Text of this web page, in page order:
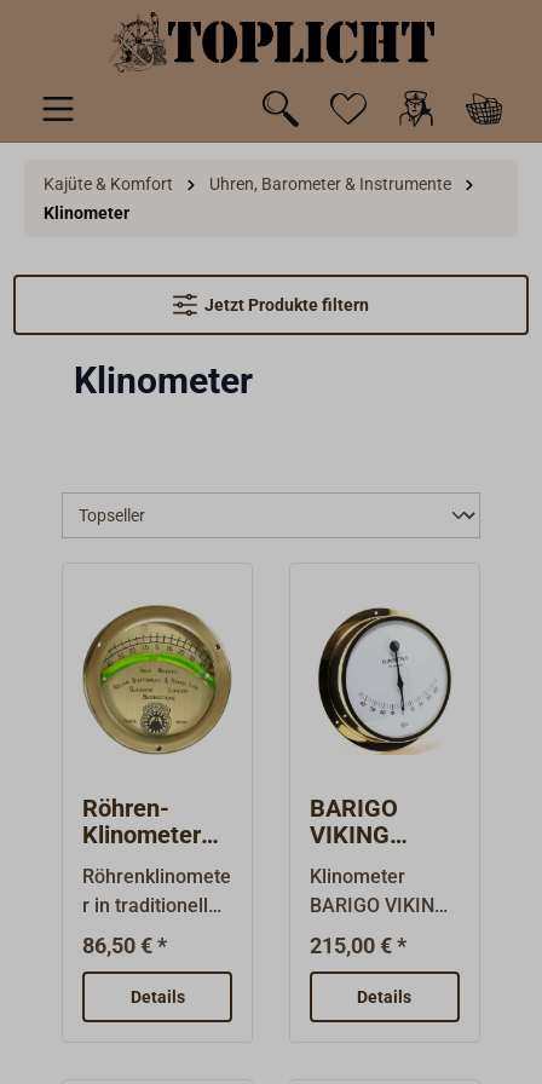
springen
Kajüte & Komfort
Uhren, Barometer & Instrumente
Klinometer
Jetzt Produkte filtern
Klinometer
Röhren-
Klinometer
Messing
Röhrenklinomete
r in traditioneller,
runder Form mit
gebogener
Libellenröhre.Da
s Gehäuse
86,50 € *
Details
BARIGO
VIKING
911MS
Klinometer
aus poliertem
Messing
Klinometer
BARIGO VIKING
911MS.Das
flache,
formschöne
Gehäuse ist aus
215,00 € *
Details